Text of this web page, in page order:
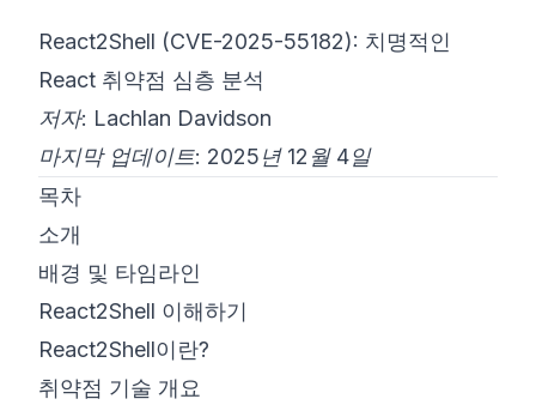
🇰🇷
©2026 8200 사이버 부트캠프
React2Shell (CVE-2025-55182): 치명적인
React 취약점 심층 분석
저자: Lachlan Davidson
마지막 업데이트: 2025년 12월 4일
목차
소개
배경 및 타임라인
React2Shell 이해하기
React2Shell이란?
취약점 기술 개요